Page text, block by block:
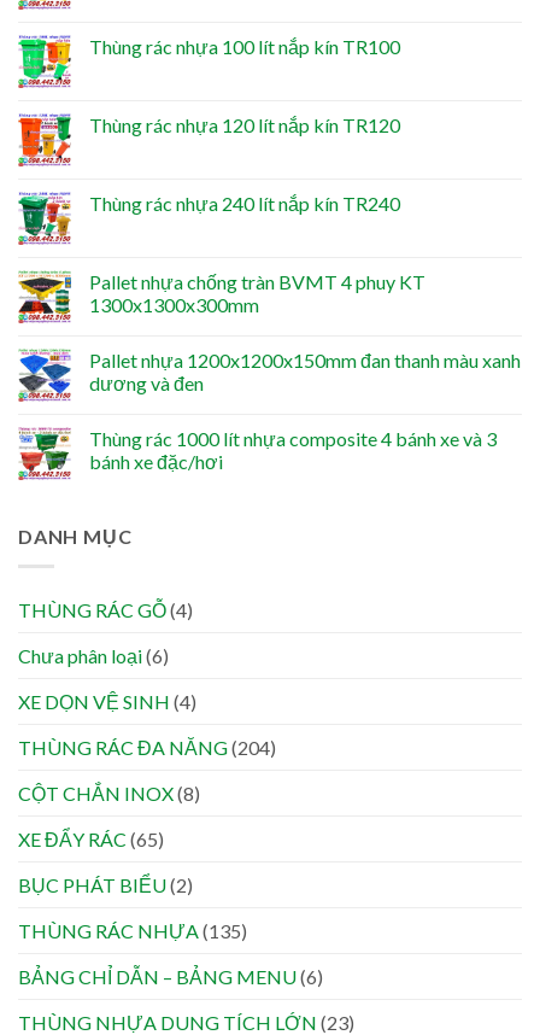
Thùng rác nhựa 100 lít nắp kín TR100
Thùng rác nhựa 120 lít nắp kín TR120
Thùng rác nhựa 240 lít nắp kín TR240
Pallet nhựa chống tràn BVMT 4 phuy KT
1300x1300x300mm
Pallet nhựa 1200x1200x150mm đan thanh màu xanh
dương và đen
Thùng rác 1000 lít nhựa composite 4 bánh xe và 3
bánh xe đặc/hơi
DANH MỤC
THÙNG RÁC GỖ(4)
Chưa phân loại(6)
XE DỌN VỆ SINH (4)
THÙNG RÁC ĐA NĂNG(204)
CỘT CHẮN INOX(8)
XE ĐẨY RÁC (65)
BỤC PHÁT BIỂU(2)
THÙNG RÁC NHỰA (135)
BẢNG CHỈ DẪN – BẢNG MENU(6)
THÙNG NHỰA DUNG TÍCH LỚN (23)